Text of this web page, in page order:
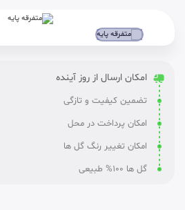
امکان ارسال از روز آینده
تضمین کیفیت و تازگی
امکان پرداخت در محل
امکان تغییر رنگ گل ها
گل ها 100% طبیعی